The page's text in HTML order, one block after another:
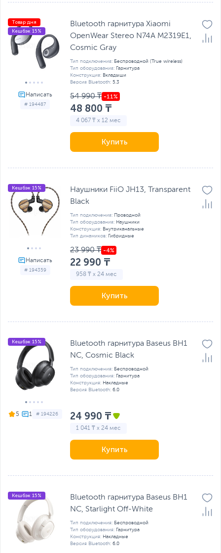
# 194487
Товар дня
Кешбэк 15%
Bluetooth гарнитура Xiaomi
OpenWear Stereo N74A M2319E1,
Cosmic Gray
Тип подключения: Беспроводной (True wireless)
Тип оборудования: Гарнитура
Конструкция: Вкладыши
Версия Bluetooth: 5.3
54 990 ₸
48 800 ₸
4 067 ₸ x 12 мес
Купить
# 194359
Кешбэк 15%
Наушники FiiO JH13, Transparent
Black
Тип подключения: Проводной
Тип оборудования: Наушники
Конструкция: Внутриканальные
Тип динамиков: Гибридные
23 990 ₸
22 990 ₸
958 ₸ x 24 мес
Купить
5 # 194226
Кешбэк 15%
Bluetooth гарнитура Baseus BH1
NC, Cosmic Black
Тип подключения: Беспроводной
Тип оборудования: Гарнитура
Конструкция: Накладные
Версия Bluetooth: 6.0
24 990 ₸
1 041 ₸ x 24 мес
Купить
Кешбэк 15%
Bluetooth гарнитура Baseus BH1
NC, Starlight Off-White
Тип подключения: Беспроводной
Тип оборудования: Гарнитура
Конструкция: Накладные
Версия Bluetooth: 6.0